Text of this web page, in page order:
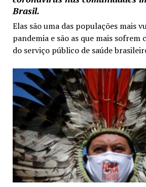
Brasil.
Elas são uma das populações mais
pandemia e são as que mais sofrem
do serviço público de saúde